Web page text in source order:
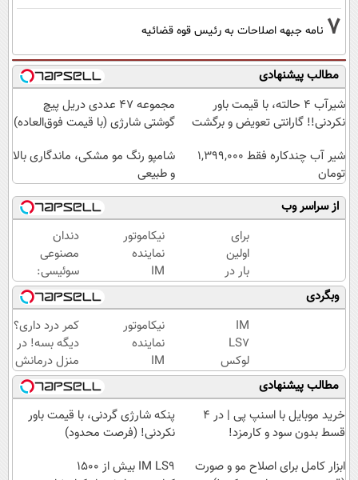
7 نامه جبهه اصلاحات به رئیس قوه قضائیه
مطالب پیشنهادی
شیر‌آب ۴ حالته، با قیمت باور
نکردنی!! گارانتی تعویض و برگشت
مجموعه 47 عددی دریل پیچ
گوشتی شارژی‌ (با قیمت فوق‌العاده)
شیر آب چندکاره فقط 1,399,000
تومان
شامپو رنگ مو مشکی، ماندگاری بالا
و طبیعی
از سراسر وب
برای
اولین
بار در
ایران
🇮🇷
این
دکتر
کرم
ترمیم
کننده
23
روزه
نیکاموتور
نماینده
IM
Motor و
Lynk&Co
در ایران
دندان
مصنوعی
سوئیسی:
جدیدترین
فناوری
اروپا،
سبک و
مقاوم |
پرداخت
قسطی
وبگردی
IM
LS7
لوکس
ترین
شاسی
بلند
برقی
نیکاموتور
نماینده
IM
Motor و
Lynk&Co
در ایران
کمر درد داری؟
دیگه بسه! در
منزل درمانش
کن
(◀پرسش‌نامه)
مطالب پیشنهادی
خرید موبایل با اسنپ پی | در ۴
قسط بدون سود و کارمزد!
پنکه شارژی گردنی، با قیمت باور
نکردنی! (فرصت محدود)
ابزار کامل برای اصلاح مو و صورت
IM LS9 بیش از 1500